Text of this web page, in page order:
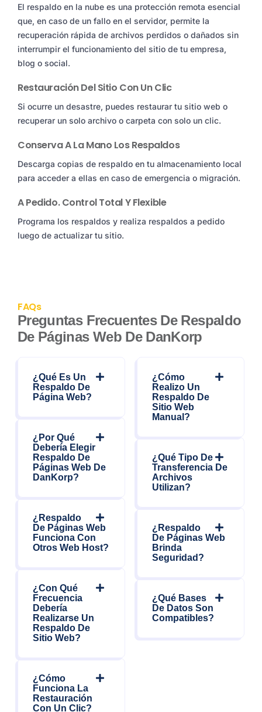
El respaldo en la nube es una protección remota esencial
que, en caso de un fallo en el servidor, permite la
recuperación rápida de archivos perdidos o dañados sin
interrumpir el funcionamiento del sitio de tu empresa,
blog o social.
Restauración Del Sitio Con Un Clic
Si ocurre un desastre, puedes restaurar tu sitio web o
recuperar un solo archivo o carpeta con solo un clic.
Conserva A La Mano Los Respaldos
Descarga copias de respaldo en tu almacenamiento local
para acceder a ellas en caso de emergencia o migración.
A Pedido. Control Total Y Flexible
Programa los respaldos y realiza respaldos a pedido
luego de actualizar tu sitio.
FAQs
Preguntas Frecuentes De Respaldo
De Páginas Web De DanKorp
¿Qué Es Un
Respaldo De
Página Web?
¿Por Qué
Debería Elegir
Respaldo De
Páginas Web De
DanKorp?
¿Respaldo
De Páginas Web
Funciona Con
Otros Web Host?
¿Con Qué
Frecuencia
Debería
Realizarse Un
Respaldo De
Sitio Web?
¿Cómo
Funciona La
Restauración
Con Un Clic?
¿Cómo
Realizo Un
Respaldo De
Sitio Web
Manual?
¿Qué Tipo De
Transferencia De
Archivos
Utilizan?
¿Respaldo
De Páginas Web
Brinda
Seguridad?
¿Qué Bases
De Datos Son
Compatibles?